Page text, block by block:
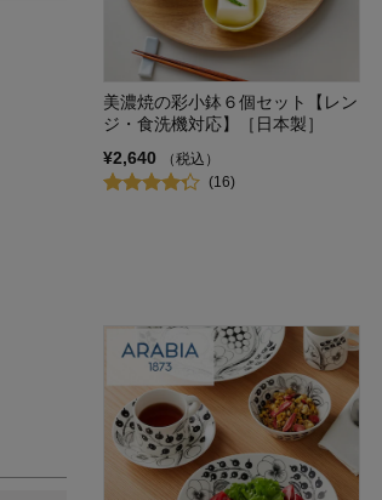
美濃焼の彩小鉢６個セット【レン
ジ・食洗機対応】［日本製］
¥2,640
（税込）
(16)